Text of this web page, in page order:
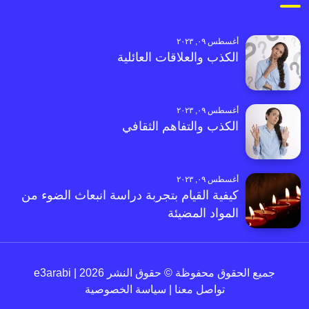
أغسطس ٠٩, ٢٠٢٣
الكذب والعلاقات العائلية
أغسطس ٠٩, ٢٠٢٣
الكذب والتفاهم الثقافي
أغسطس ٠٩, ٢٠٢٣
كيفية القيام بتجربة دراسة انبعاث الضوء من
المواد المضيئة
جميع الحقوق محفوظة © حقوق النشر 2026 | e3arabi
تواصل معنا
سياسة الخصوصية